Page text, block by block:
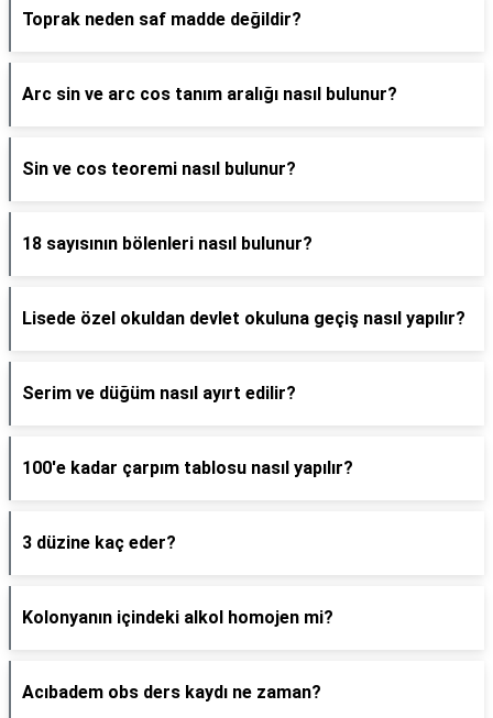
Toprak neden saf madde değildir?
Arc sin ve arc cos tanım aralığı nasıl bulunur?
Sin ve cos teoremi nasıl bulunur?
18 sayısının bölenleri nasıl bulunur?
Lisede özel okuldan devlet okuluna geçiş nasıl yapılır?
Serim ve düğüm nasıl ayırt edilir?
100'e kadar çarpım tablosu nasıl yapılır?
3 düzine kaç eder?
Kolonyanın içindeki alkol homojen mi?
Acıbadem obs ders kaydı ne zaman?